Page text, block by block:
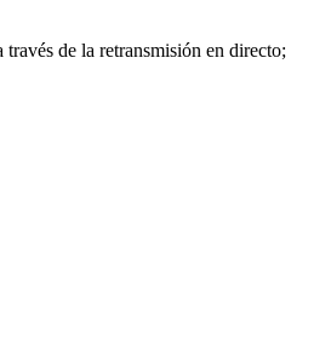
de la retransmisión en directo;